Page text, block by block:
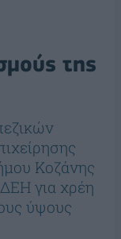
της
Κοζάνης
για χρέη
ύψους